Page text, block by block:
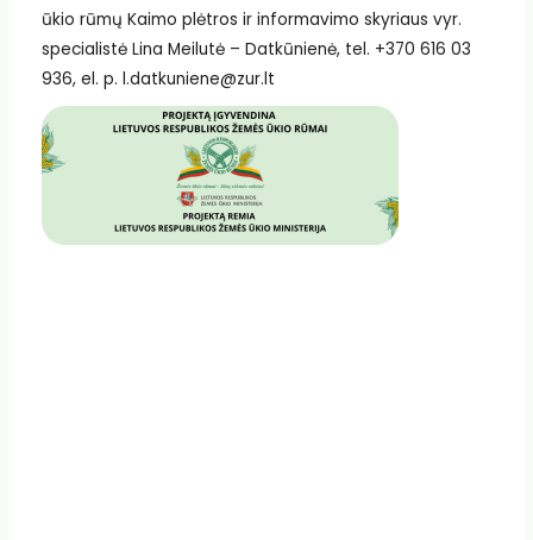
ūkio rūmų Kaimo plėtros ir informavimo skyriaus vyr.
specialistė Lina Meilutė – Datkūnienė, tel. +370 616 03
936, el. p. l.datkuniene@zur.lt